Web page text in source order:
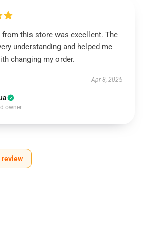
from this store was excellent. The
understanding and helped me
changing my order.
Apr 8, 2025
owner
review